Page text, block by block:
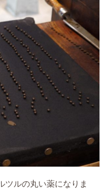
ツルの丸い薬になりま